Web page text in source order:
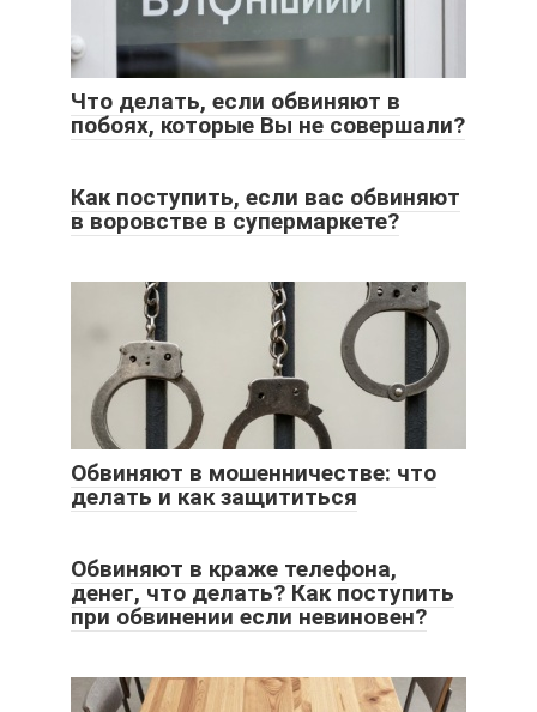
Что делать, если обвиняют в
побоях, которые Вы не совершали?
Как поступить, если вас обвиняют
в воровстве в супермаркете?
Обвиняют в мошенничестве: что
делать и как защититься
Обвиняют в краже телефона,
денег, что делать? Как поступить
при обвинении если невиновен?